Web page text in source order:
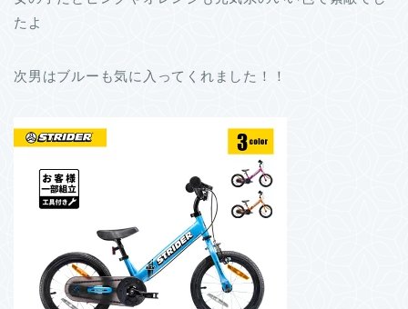
たよ
次男はブルーも気に入ってくれました！！